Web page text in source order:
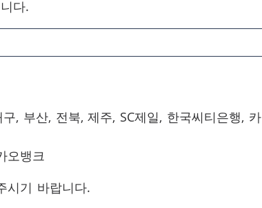
다.
, 부산, 전북, 제주, SC제일, 한국씨티은행, 카
오뱅크
시기 바랍니다.